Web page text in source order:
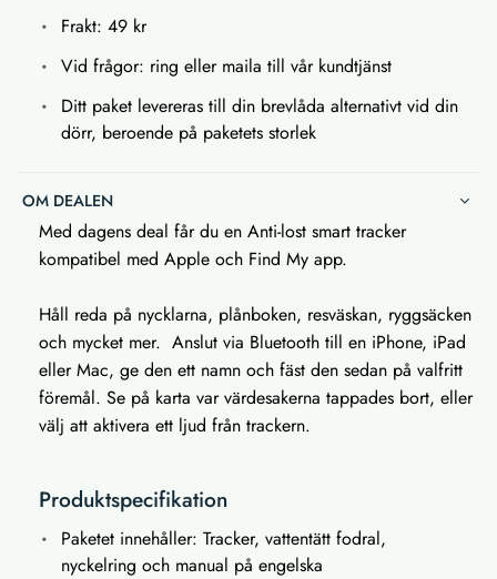
Frakt: 49 kr
Vid frågor: ring eller maila till vår kundtjänst
Ditt paket levereras till din brevlåda alternativt vid din
dörr, beroende på paketets storlek
OM DEALEN
Med dagens deal får du en Anti-lost smart tracker
kompatibel med Apple och Find My app.
Håll reda på nycklarna, plånboken, resväskan, ryggsäcken
och mycket mer. Anslut via Bluetooth till en iPhone, iPad
eller Mac, ge den ett namn och fäst den sedan på valfritt
föremål. Se på karta var värdesakerna tappades bort, eller
välj att aktivera ett ljud från trackern.
Produktspecifikation
Paketet innehåller: Tracker, vattentätt fodral,
nyckelring och manual på engelska